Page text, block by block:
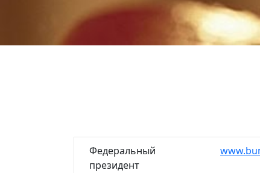
Федеральный
президент